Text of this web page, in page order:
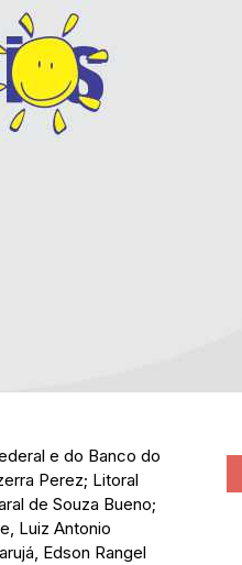
e do Banco do
Perez; Litoral
de Souza Bueno;
Luiz Antonio
Edson Rangel